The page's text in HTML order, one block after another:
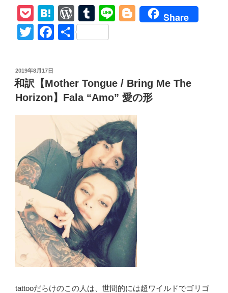
Death
Stranding【Ludens】
Brind
Horizon
MV
付
味
Meanings
o’Ludens”
P
o
ck
H
at
e
a
W
or
d
e
ss
T
u
m
r
Li
Bl
er
Share
T
tt
er
F
e
b
o
o
k
共
投
稿
日:
2019年8月17日
和訳【Mother Tongue / Bring Me The
Horizon】Fala “Amo” 愛の形
tattooだらけのこの人は、世間的には超ワイルドでゴリゴ